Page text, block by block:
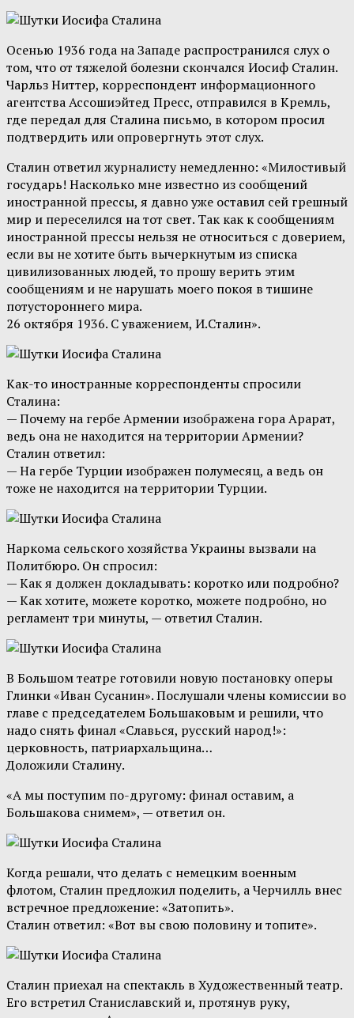
Осенью 1936 года на Западе распространился слух о
том, что от тяжелой болезни скончался Иосиф Сталин.
Чарльз Ниттер, корреспондент информационного
агентства Ассошиэйтед Пресс, отправился в Кремль,
где передал для Сталина письмо, в котором просил
подтвердить или опровергнуть этот слух.
Сталин ответил журналисту немедленно: «Милостивый
государь! Насколько мне известно из сообщений
иностранной прессы, я давно уже оставил сей грешный
мир и переселился на тот свет. Так как к сообщениям
иностранной прессы нельзя не относиться с доверием,
если вы не хотите быть вычеркнутым из списка
цивилизованных людей, то прошу верить этим
сообщениям и не нарушать моего покоя в тишине
потустороннего мира.
26 октября 1936. С уважением, И.Сталин».
Как-то иностранные корреспонденты спросили
Сталина:
— Почему на гербе Армении изображена гора Арарат,
ведь она не находится на территории Армении?
Сталин ответил:
— На гербе Турции изображен полумесяц, а ведь он
тоже не находится на территории Турции.
Наркома сельского хозяйства Украины вызвали на
Политбюро. Он спросил:
— Как я должен докладывать: коротко или подробно?
— Как хотите, можете коротко, можете подробно, но
регламент три минуты, — ответил Сталин.
В Большом театре готовили новую постановку оперы
Глинки «Иван Сусанин». Послушали члены комиссии во
главе с председателем Большаковым и решили, что
надо снять финал «Славься, русский народ!»:
церковность, патриархальщина…
Доложили Сталину.
«А мы поступим по-другому: финал оставим, а
Большакова снимем», — ответил он.
Когда решали, что делать с немецким военным
флотом, Сталин предложил поделить, а Черчилль внес
встречное предложение: «Затопить».
Сталин ответил: «Вот вы свою половину и топите».
Сталин приехал на спектакль в Художественный театр.
Его встретил Станиславский и, протянув руку,